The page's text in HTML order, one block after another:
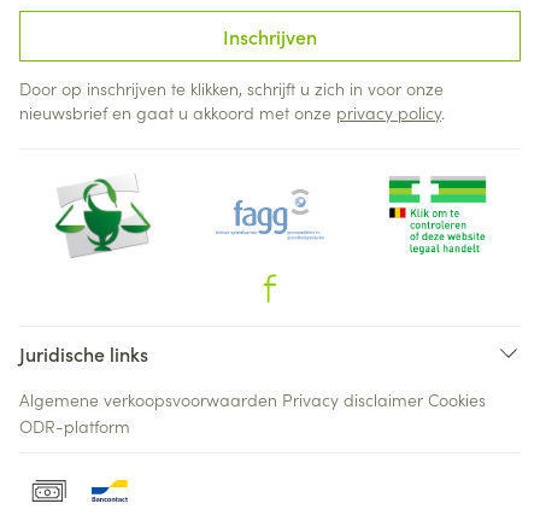
Inschrijven
Door op inschrijven te klikken, schrijft u zich in voor onze
nieuwsbrief en gaat u akkoord met onze privacy policy.
Juridische links
Algemene verkoopsvoorwaarden Privacy disclaimer Cookies
ODR-platform